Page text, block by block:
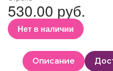
530.00 руб.
Нет в наличии
Описание